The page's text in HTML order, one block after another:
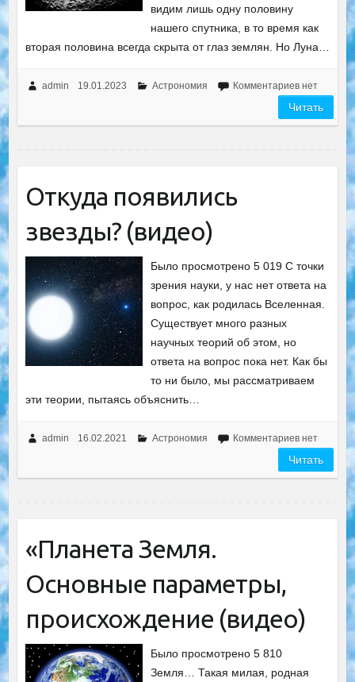
видим лишь одну половину
нашего спутника, в то время как
вторая половина всегда скрыта от глаз землян. Но Луна…
admin 19.01.2023 Астрономия Комментариев нет
Читать
Откуда появились
звезды? (видео)
Было просмотрено 5 019 С точки
зрения науки, у нас нет ответа на
вопрос, как родилась Вселенная.
Существует много разных
научных теорий об этом, но
ответа на вопрос пока нет. Как бы
то ни было, мы рассматриваем
эти теории, пытаясь объяснить…
admin 16.02.2021 Астрономия Комментариев нет
Читать
«Планета Земля.
Основные параметры,
происхождение (видео)
Было просмотрено 5 810
Земля… Такая милая, родная